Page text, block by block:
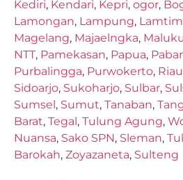
Kediri, Kendari, Kepri, ogor,
Lamongan, Lampung, Lamtim
Magelang, Majaelngka,
NTT, Pamekasan, Papua, Pabar
Purbalingga, Purwokerto, Riau
Sidoarjo, Sukoharjo, Sulbar,
Sumsel, Sumut, Tanaban,
Barat, Tegal, Tulung Agung,
Nuansa, Sako SPN, Sleman,
Barokah, Zoyazaneta, Sulteng